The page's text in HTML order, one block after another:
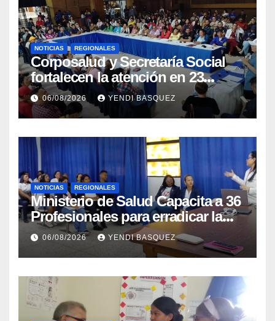
NOTICIAS REGIONALES
Corposalud y Secretaría Social
fortalecen la atención en 23
municipios
06/08/2026 YENDI BASQUEZ
NOTICIAS REGIONALES
Ministerio de Salud Capacita a 36
Profesionales para erradicar la
Tuberculosis en Yaracuy
06/08/2026 YENDI BASQUEZ